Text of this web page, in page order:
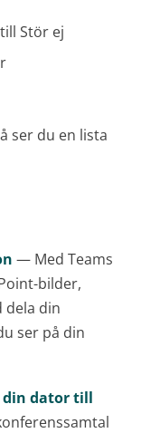
Stör ej
ser du en lista
— Med Teams
bilder,
dela din
ser på din
din dator till